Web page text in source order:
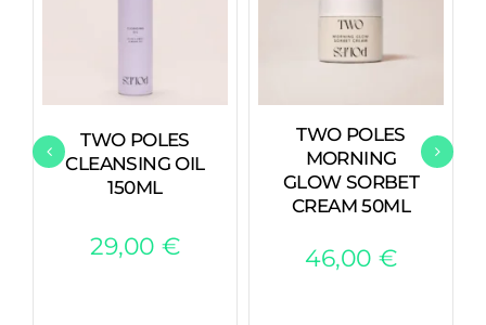
TWO POLES
CLEANSING OIL
150ML
29,00 €
TWO POLES
MORNING
GLOW SORBET
CREAM 50ML
46,00 €